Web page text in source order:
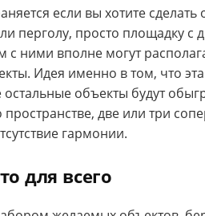
если вы хотите
перголу, просто площадку с
с ними вполне могут
Идея именно в том, что
объекты будут
две или три
гармонии.
для всего